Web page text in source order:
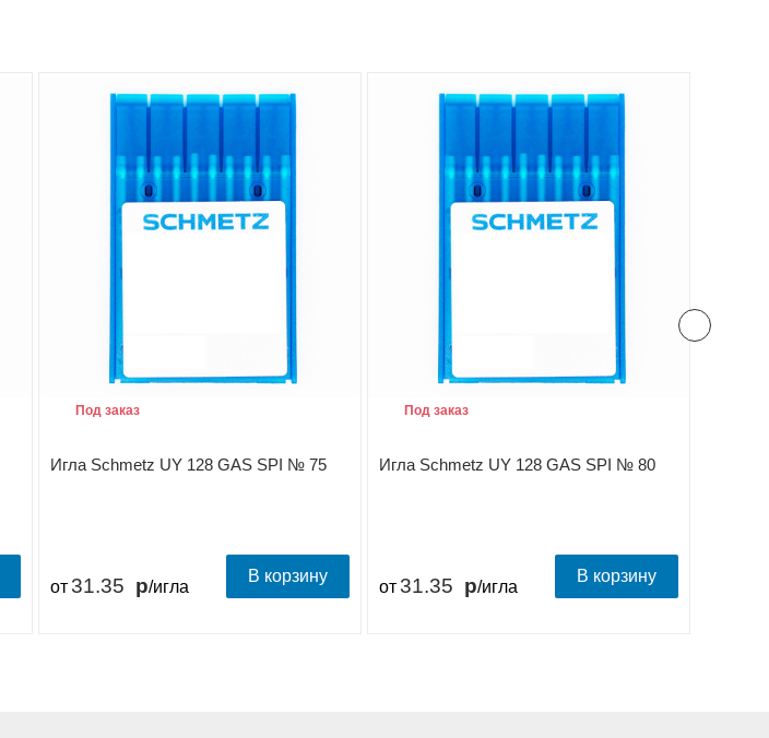
Игла Schmetz UY 128 GAS SPI № 75
Под заказ
от 31.35 /игла
В корзину
Игла Schmetz UY 128 GAS SPI № 80
Под заказ
от31.35 /игла
В корзину